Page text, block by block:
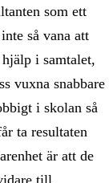
som ett
så vana att
i samtalet,
vuxna snabbare
i skolan så
ta resultaten
är att de
till